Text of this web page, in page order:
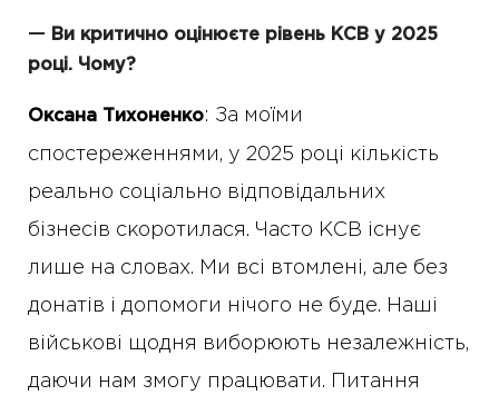
— Ви критично оцінюєте рівень КСВ у 2025
році. Чому?
Оксана Тихоненко: За моїми
спостереженнями, у 2025 році кількість
реально соціально відповідальних
бізнесів скоротилася. Часто КСВ існує
лише на словах. Ми всі втомлені, але без
донатів і допомоги нічого не буде. Наші
військові щодня виборюють незалежність,
даючи нам змогу працювати. Питання